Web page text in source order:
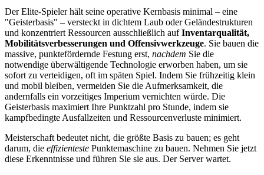
Der Elite-Spieler hält seine operative Kernbasis minimal – eine
"Geisterbasis" – versteckt in dichtem Laub oder Geländestrukturen
und konzentriert Ressourcen ausschließlich aufInventarqualität,
Mobilitätsverbesserungen und Offensivwerkzeuge. Sie bauen die
massive, punktefördernde Festung erst, nachdem Sie die
notwendige überwältigende Technologie erworben haben, um sie
sofort zu verteidigen, oft im späten Spiel. Indem Sie frühzeitig klein
und mobil bleiben, vermeiden Sie die Aufmerksamkeit, die
andernfalls ein vorzeitiges Imperium vernichten würde. Die
Geisterbasis maximiert Ihre Punktzahl pro Stunde, indem sie
kampfbedingte Ausfallzeiten und Ressourcenverluste minimiert.
Meisterschaft bedeutet nicht, die größte Basis zu bauen; es geht
darum, die effizienteste Punktemaschine zu bauen. Nehmen Sie jetzt
diese Erkenntnisse und führen Sie sie aus. Der Server wartet.